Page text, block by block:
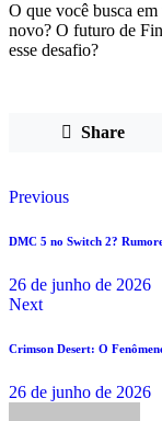
O que você busca
novo? O futuro de
esse desafio?
Share
Previous
DMC 5 no Switch 2?
26 de junho de 2026
Next
Crimson Desert: O
26 de junho de 2026